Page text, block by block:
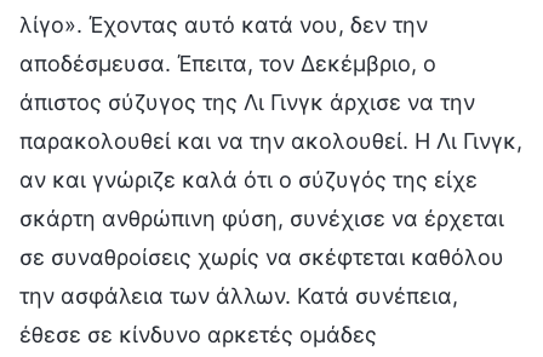
λίγο». Έχοντας αυτό κατά νου, δεν την
αποδέσμευσα. Έπειτα, τον Δεκέμβριο, ο
άπιστος σύζυγος της Λι Γινγκ άρχισε να την
παρακολουθεί και να την ακολουθεί. Η Λι Γινγκ,
αν και γνώριζε καλά ότι ο σύζυγός της είχε
σκάρτη ανθρώπινη φύση, συνέχισε να έρχεται
σε συναθροίσεις χωρίς να σκέφτεται καθόλου
την ασφάλεια των άλλων. Κατά συνέπεια,
έθεσε σε κίνδυνο αρκετές ομάδες